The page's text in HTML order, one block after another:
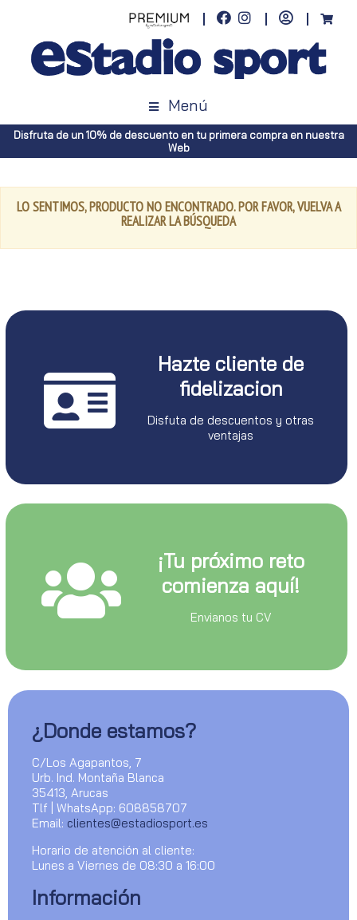
Menú
Disfruta de un 10% de descuento en tu primera compra en nuestra
Web
LO SENTIMOS, PRODUCTO NO ENCONTRADO. POR FAVOR, VUELVA A
REALIZAR LA BÚSQUEDA
Hazte cliente de
fidelizacion
Disfuta de descuentos y otras
ventajas
¡Tu próximo reto
comienza aquí!
Envianos tu CV
¿Donde estamos?
C/Los Agapantos, 7
Urb. Ind. Montaña Blanca
35413, Arucas
Tlf | WhatsApp: 608858707
Email: clientes@estadiosport.es
Horario de atención al cliente:
Lunes a Viernes de 08:30 a 16:00
Información